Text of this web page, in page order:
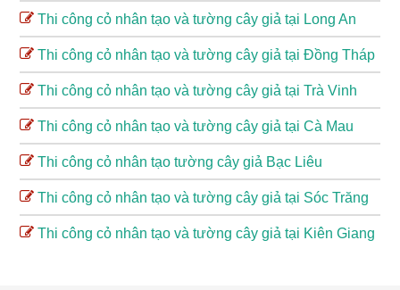
Thi công cỏ nhân tạo và tường cây giả tại Long An
Thi công cỏ nhân tạo và tường cây giả tại Đồng Tháp
Thi công cỏ nhân tạo và tường cây giả tại Trà Vinh
Thi công cỏ nhân tạo và tường cây giả tại Cà Mau
Thi công cỏ nhân tạo tường cây giả Bạc Liêu
Thi công cỏ nhân tạo và tường cây giả tại Sóc Trăng
Thi công cỏ nhân tạo và tường cây giả tại Kiên Giang